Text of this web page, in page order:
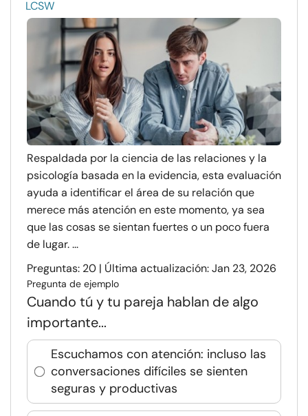
LCSW
Respaldada por la ciencia de las relaciones y la
psicología basada en la evidencia, esta evaluación
ayuda a identificar el área de su relación que
merece más atención en este momento, ya sea
que las cosas se sientan fuertes o un poco fuera
de lugar. ...
Preguntas: 20 | Última actualización: Jan 23, 2026
Pregunta de ejemplo
Cuando tú y tu pareja hablan de algo
importante...
Escuchamos con atención: incluso las
conversaciones difíciles se sienten
seguras y productivas